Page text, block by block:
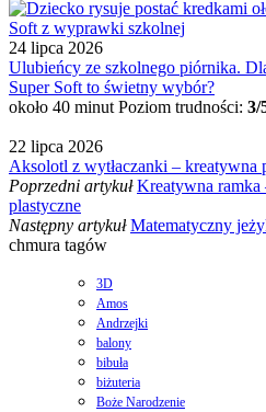
24 lipca 2026
Ulubieńcy ze szkolnego piórnika.
Super Soft to świetny wybór?
około 40 minut Poziom trudności: 3/
22 lipca 2026
Aksolotl z wytłaczanki – kreatywna
Poprzedni artykuł Kreatywna ramka
plastyczne
Następny artykuł Matematyczny
chmura tagów
3D
Amos
Andrzejki
balony
bibuła
biżuteria
Boże Narodzenie